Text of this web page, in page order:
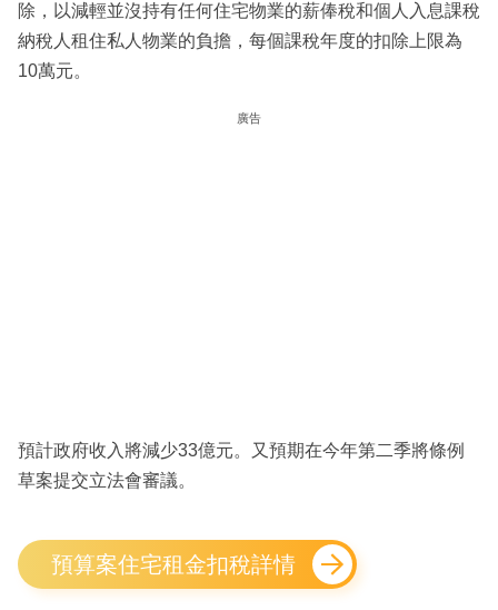
除，以減輕並沒持有任何住宅物業的薪俸稅和個人入息課稅
納稅人租住私人物業的負擔，每個課稅年度的扣除上限為
10萬元。
廣告
預計政府收入將減少33億元。又預期在今年第二季將條例
草案提交立法會審議。
預算案住宅租金扣稅詳情